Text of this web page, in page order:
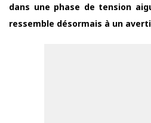
dans une phase de tension
ressemble désormais à un